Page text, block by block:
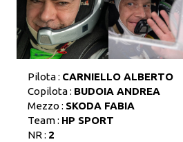
Pilota : CARNIELLO ALBERTO
Copilota : BUDOIA ANDREA
Mezzo : SKODA FABIA
Team : HP SPORT
NR : 2